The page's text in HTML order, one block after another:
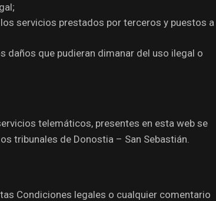
servicios prestados por terceros y puestos a
daños que pudieran dimanar del uso ilegal o
telemáticos, presentes en esta web se
tribunales de Donostia – San Sebastián.
Condiciones legales o cualquier comentario